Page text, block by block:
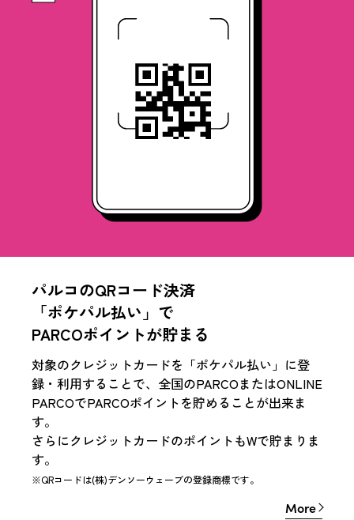
パルコのQRコード決済
「ポケパル払い」で
PARCOポイントが貯まる
対象のクレジットカードを「ポケパル払い」に登
録・利用することで、全国のPARCOまたはONLINE
PARCOでPARCOポイントを貯めることが出来ま
す。
さらにクレジットカードのポイントもWで貯まりま
す。
※QRコードは(株)デンソーウェーブの登録商標です。
More